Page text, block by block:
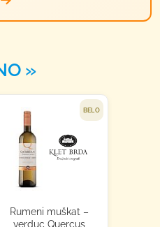
BELO
Rumeni muškat –
verduc Quercus